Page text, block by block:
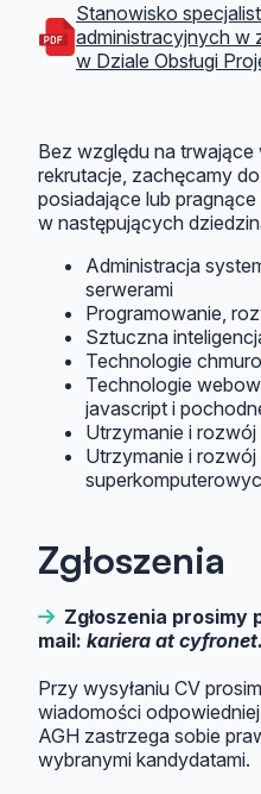
Stanowisko
administracyjnych w
w Dziale Obsługi
Bez względu na trwające
rekrutacje, zachęcamy
posiadające lub
w następujących
Administracja
serwerami
Programowanie,
Sztuczna
Technologie
Technologie
javascript i
Utrzymanie i
Utrzymanie i
Zgłoszenia
Zgłoszenia prosimy
mail: kariera at
Przy wysyłaniu CV
wiadomości
AGH zastrzega sobie
wybranymi kandydatami.